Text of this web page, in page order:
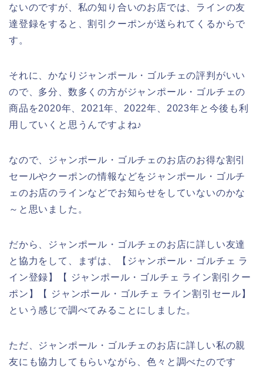
ないのですが、私の知り合いのお店では、ラインの友
達登録をすると、割引クーポンが送られてくるからで
す。
それに、かなりジャンポール・ゴルチェの評判がいい
ので、多分、数多くの方がジャンポール・ゴルチェの
商品を2020年、2021年、2022年、2023年と今後も利
用していくと思うんですよね♪
なので、ジャンポール・ゴルチェのお店のお得な割引
セールやクーポンの情報などをジャンポール・ゴルチ
ェのお店のラインなどでお知らせをしていないのかな
～と思いました。
だから、ジャンポール・ゴルチェのお店に詳しい友達
と協力をして、まずは、【ジャンポール・ゴルチェ ラ
イン登録】【 ジャンポール・ゴルチェ ライン割引クー
ポン】【 ジャンポール・ゴルチェ ライン割引セール】
という感じで調べてみることにしました。
ただ、ジャンポール・ゴルチェのお店に詳しい私の親
友にも協力してもらいながら、色々と調べたのです